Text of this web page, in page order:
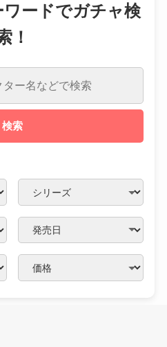
ードでガチャ検
！
検索